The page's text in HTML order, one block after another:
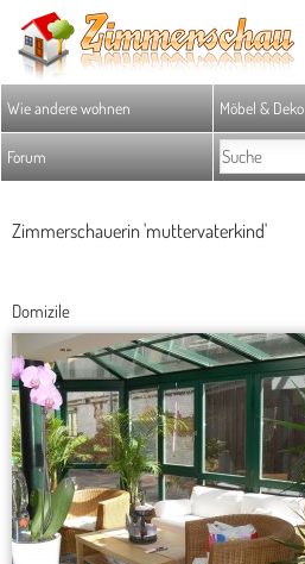
Wie andere wohnen Möbel & Deko
Forum
Zimmerschauerin 'muttervaterkind'
Domizile